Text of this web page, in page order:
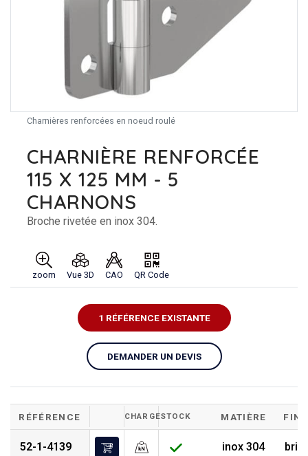
Charnières renforcées en noeud roulé
CHARNIÈRE RENFORCÉE
115 X 125 MM - 5
CHARNONS
Broche rivetée en inox 304.
zoom Vue 3D CAO QR Code
1 RÉFÉRENCE EXISTANTE
DEMANDER UN DEVIS
RÉFÉRENCE CHARGESTOCK MATIÈRE
52-1-4139 inox 304